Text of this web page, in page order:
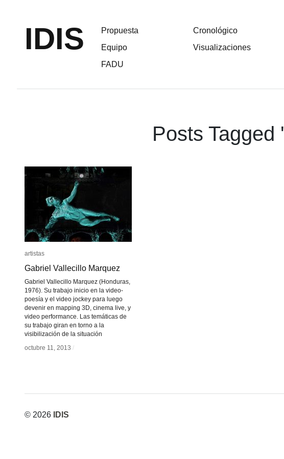
IDIS
Propuesta
Equipo
FADU
Cronológico
Visualizaciones
Posts Tagged '
artistas
Gabriel Vallecillo Marquez
Gabriel Vallecillo Marquez (Honduras,
1976). Su trabajo inicio en la video-
poesía y el video jockey para luego
devenir en mapping 3D, cinema live, y
video performance. Las temáticas de
su trabajo giran en torno a la
visibilización de la situación
octubre 11, 2013 /
artistas
Gabriel Vallecillo Marquez
octubre 11, 2013 /
© 2026 IDIS